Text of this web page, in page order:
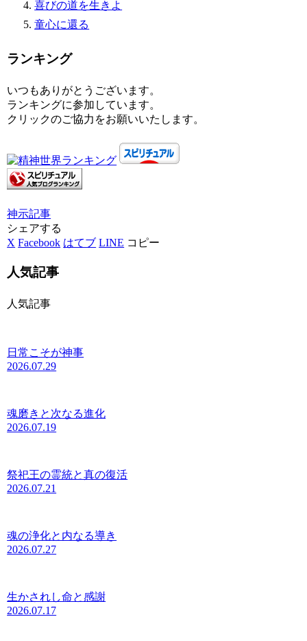
喜びの道を生きよ
童心に還る
ランキング
いつもありがとうございます。
ランキングに参加しています。
クリックのご協力をお願いいたします。
神示記事
シェアする
X Facebook はてブ LINE コピー
人気記事
人気記事
日常こそが神事
2026.07.29
魂磨きと次なる進化
2026.07.19
祭祀王の霊統と真の復活
2026.07.21
魂の浄化と内なる導き
2026.07.27
生かされし命と感謝
2026.07.17